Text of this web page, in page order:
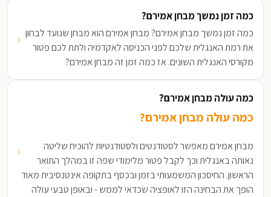
כמה זמן נמשך מבחן אמירם?
כמה זמן נמשך מבחן אמירם? מבחן אמירם הוא מבחן שנועד לבחון
את רמת האנגלית שלכם לפני הכניסה לאקדמיה ולתת לכם פטור
מקורסי האנגלית השונים. אז כמה זמן זה מבחן אמירם?
‹
כמה עולה מבחן אמירם?
כמה עולה מבחן אמירם?
מבחן אמירם מאפשר לסטודנטים ולסטודנטיות להוכיח שליטה
נאותה באנגלית וכך לקבל פטור מלימודי שפה זו במהלך התואר
הראשון. החיסכון המשמעותי בזמן ובכסף בתקופה אינטנסיבית מאוד
הופך את הבחינה הזו לאופציה שכדאי לממש - ובאופן טבעי עולה
‹